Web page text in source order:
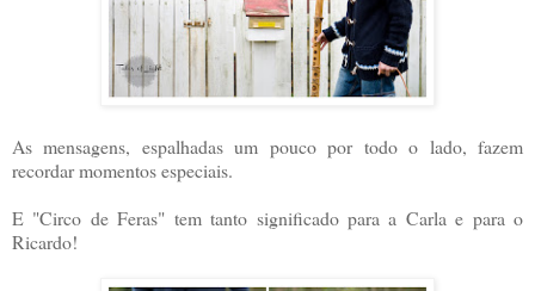
As mensagens, espalhadas um pouco por todo o lado, fazem
recordar momentos especiais.
E "Circo de Feras" tem tanto significado para a Carla e para o
Ricardo!